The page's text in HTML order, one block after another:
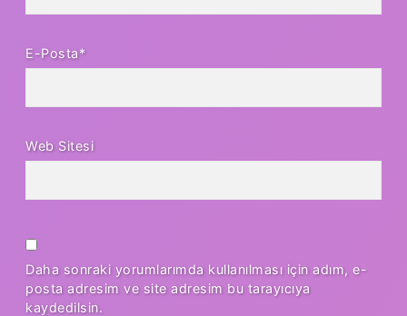
E-Posta*
Web Sitesi
Daha sonraki yorumlarımda kullanılması için adım, e-
posta adresim ve site adresim bu tarayıcıya
kaydedilsin.